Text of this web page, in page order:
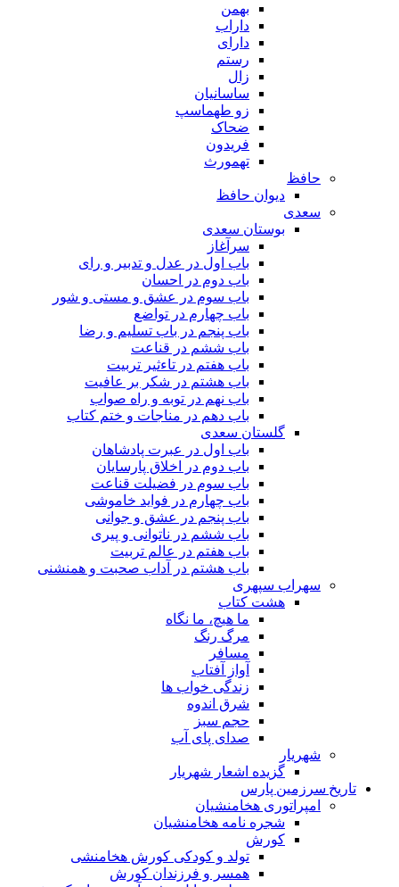
بهمن
داراب
دارای
رستم
زال
ساسانیان
زو طهماسپ‏
ضحاک
فریدون
تهمورث
حافظ
دیوان حافظ
سعدی
بوستان سعدی
سرآغاز
باب اول در عدل و تدبیر و رای
باب دوم در احسان
باب سوم در عشق و مستی و شور
باب چهارم در تواضع
باب پنجم در باب تسلیم و رضا
باب ششم در قناعت
باب هفتم در تاءثیر تربیت
باب هشتم در شکر بر عافیت
باب نهم در توبه و راه صواب
باب دهم در مناجات و ختم کتاب
گلستان سعدی
باب اول در عبرت پادشاهان
باب دوم در اخلاق پارسایان
باب سوم در فضیلت قناعت
باب چهارم در فواید خاموشى
باب پنجم در عشق و جوانى
باب ششم در ناتوانى و پیرى
باب هفتم در عالم تربیت
باب هشتم در آداب صحبت و همنشنى
سهراب سپهری
هشت کتاب
ما هیچ، ما نگاه
مرگ رنگ
مسافر
آواز آفتاب
زندگی خواب ها
شرق اندوه
حجم سبز
صدای پای آب
شهریار
گزیده اشعار شهریار
تاریخ سرزمین پارس
امپراتوری هخامنشیان
شجره نامه هخامنشیان
کورش
تولد و کودکی کورش هخامنشی
همسر و فرزندان کورش